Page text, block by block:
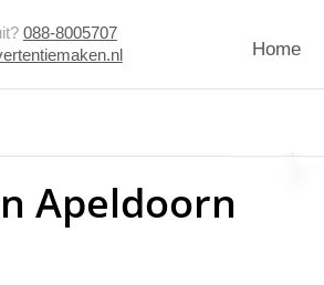
088-8005707
Home
Apeldoorn